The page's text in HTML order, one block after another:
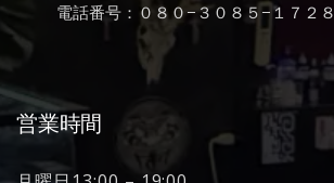
電話番号：０８０−３０８５−１７２８
営業時間